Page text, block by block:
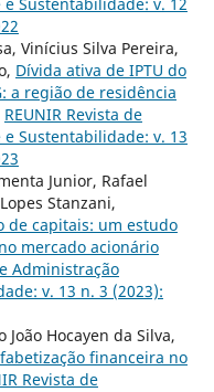
Vinícius Silva Pereira,
Dívida ativa de IPTU do
a região de residência
REUNIR Revista de
Sustentabilidade: v. 13
Junior, Rafael
Stanzani,
de capitais: um estudo
mercado acionário
Administração
v. 13 n. 3 (2023):
Hocayen da Silva,
financeira no
Revista de